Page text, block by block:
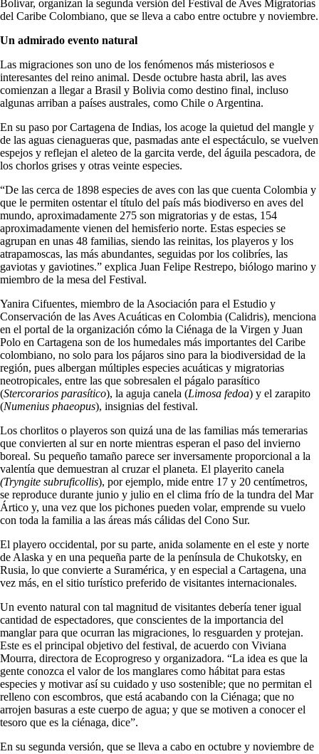
Bolívar, organizan la segunda versión del Festival de Aves Migratorias
del Caribe Colombiano, que se lleva a cabo entre octubre y noviembre.
Un admirado evento natural
Las migraciones son uno de los fenómenos más misteriosos e
interesantes del reino animal. Desde octubre hasta abril, las aves
comienzan a llegar a Brasil y Bolivia como destino final, incluso
algunas arriban a países australes, como Chile o Argentina.
En su paso por Cartagena de Indias, los acoge la quietud del mangle y
de las aguas cienagueras que, pasmadas ante el espectáculo, se vuelven
espejos y reflejan el aleteo de la garcita verde, del águila pescadora, de
los chorlos grises y otras veinte especies.
“De las cerca de 1898 especies de aves con las que cuenta Colombia y
que le permiten ostentar el título del país más biodiverso en aves del
mundo, aproximadamente 275 son migratorias y de estas, 154
aproximadamente vienen del hemisferio norte. Estas especies se
agrupan en unas 48 familias, siendo las reinitas, los playeros y los
atrapamoscas, las más abundantes, seguidas por los colibríes, las
gaviotas y gaviotines.” explica Juan Felipe Restrepo, biólogo marino y
miembro de la mesa del Festival.
Yanira Cifuentes, miembro de la Asociación para el Estudio y
Conservación de las Aves Acuáticas en Colombia (Calidris), menciona
en el portal de la organización cómo la Ciénaga de la Virgen y Juan
Polo en Cartagena son de los humedales más importantes del Caribe
colombiano, no solo para los pájaros sino para la biodiversidad de la
región, pues albergan múltiples especies acuáticas y migratorias
neotropicales, entre las que sobresalen el págalo parasítico
(Stercorarios parasítico), la aguja canela (Limosa fedoa) y el zarapito
(Numenius phaeopus), insignias del festival.
Los chorlitos o playeros son quizá una de las familias más temerarias
que convierten al sur en norte mientras esperan el paso del invierno
boreal. Su pequeño tamaño parece ser inversamente proporcional a la
valentía que demuestran al cruzar el planeta. El playerito canela
(Tryngite subruficollis), por ejemplo, mide entre 17 y 20 centímetros,
se reproduce durante junio y julio en el clima frío de la tundra del Mar
Ártico y, una vez que los pichones pueden volar, emprende su vuelo
con toda la familia a las áreas más cálidas del Cono Sur.
El playero occidental, por su parte, anida solamente en el este y norte
de Alaska y en una pequeña parte de la península de Chukotsky, en
Rusia, lo que convierte a Suramérica, y en especial a Cartagena, una
vez más, en el sitio turístico preferido de visitantes internacionales.
Un evento natural con tal magnitud de visitantes debería tener igual
cantidad de espectadores, que conscientes de la importancia del
manglar para que ocurran las migraciones, lo resguarden y protejan.
Este es el principal objetivo del festival, de acuerdo con Viviana
Mourra, directora de Ecoprogreso y organizadora. “La idea es que la
gente conozca el valor de los manglares como hábitat para estas
especies y motivar así su cuidado y uso sostenible; que no permitan el
relleno con escombros, que está acabando con la Ciénaga; que no
arrojen basuras a este cuerpo de agua; y que se motiven a conocer el
tesoro que es la ciénaga, dice”.
En su segunda versión, que se lleva a cabo en octubre y noviembre de